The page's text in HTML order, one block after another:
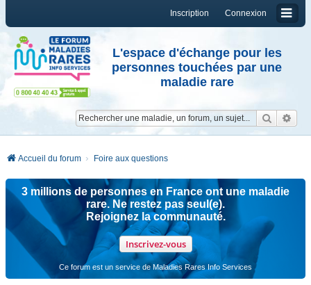
Connexion
Inscription
L'espace d'échange pour les
personnes touchées par une
maladie rare
Accueil du forum Foire aux questions
3 millions de personnes en France ont une maladie
rare. Ne restez pas seul(e).
Rejoignez la communauté.
Inscrivez-vous
Ce forum est un service de Maladies Rares Info Services